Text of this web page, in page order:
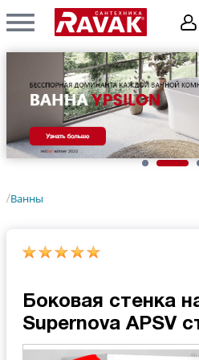
/Ванны
Боковая стенка
Supernova APSV